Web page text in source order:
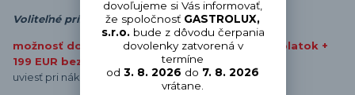
Voliteľné príslušenstvo opcia:
možnosť doplnenia odpadové čerpadlo za príplatok +
199 EUR bez DPH
uviesť pri nákupe
dovoľujeme si Vás informovať,
že spoločnosť GASTROLUX,
s.r.o.bude z dôvodu čerpania
dovolenky zatvorená v
termíne
od3. 8. 2026 do 7. 8. 2026
vrátane.